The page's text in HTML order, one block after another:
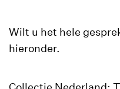
Wilt u het hele
hieronder.